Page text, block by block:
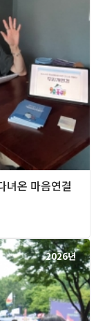
온 마음연결
2026년